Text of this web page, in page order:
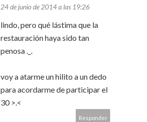
24 de junio de 2014 a las 19:26
lindo, pero qué lástima que la
restauración haya sido tan
penosa ._.
voy a atarme un hilito a un dedo
para acordarme de participar el
30 >.<
Responder